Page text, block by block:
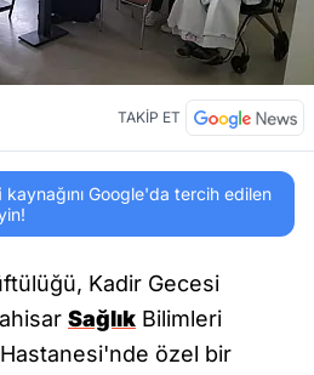
TAKİP ET
kaynağını Google'da tercih edilen
Kadir Gecesi
Sağlık Bilimleri
özel bir